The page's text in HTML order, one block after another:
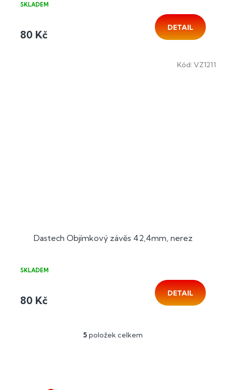
SKLADEM
80 Kč
DETAIL
Dastech Objímkový závěs 42,4mm, nerez
SKLADEM
80 Kč
DETAIL
Kód: VZ1211
O
5 položek celkem